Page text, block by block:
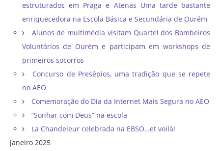
estruturados em Praga e Atenas Uma tarde bastante
enriquecedora na Escola Básica e Secundária de Ourém
Alunos de multimédia visitam Quartel dos Bombeiros
Voluntários de Ourém e participam em workshops de
primeiros socorros
Concurso de Presépios, uma tradição que se repete
no AEO
Comemoração do Dia da Internet Mais Segura no AEO
“Sonhar com Deus” na escola
La Chandeleur celebrada na EBSO…et voilà!
janeiro 2025